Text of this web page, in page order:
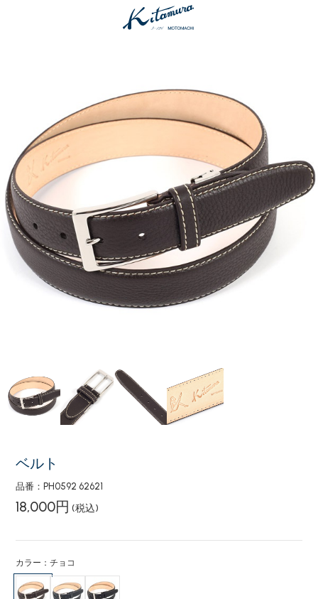
ベルト
品番：PH0592 62621
18,000円 (税込)
カラー：チョコ